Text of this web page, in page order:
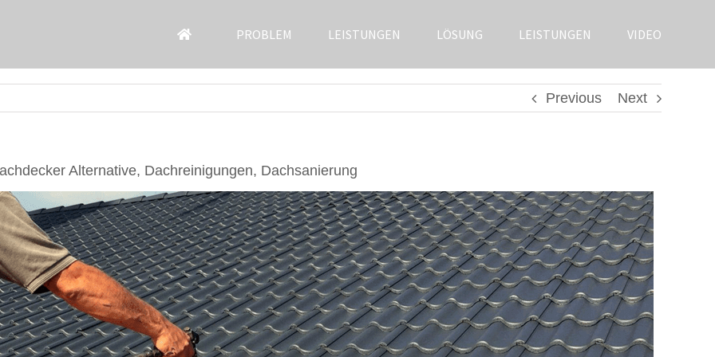
PROBLEM LEISTUNGEN LÖSUNG LEISTUNGEN VIDEO
Previous Next
Alternative, Dachreinigungen, Dachsanierung